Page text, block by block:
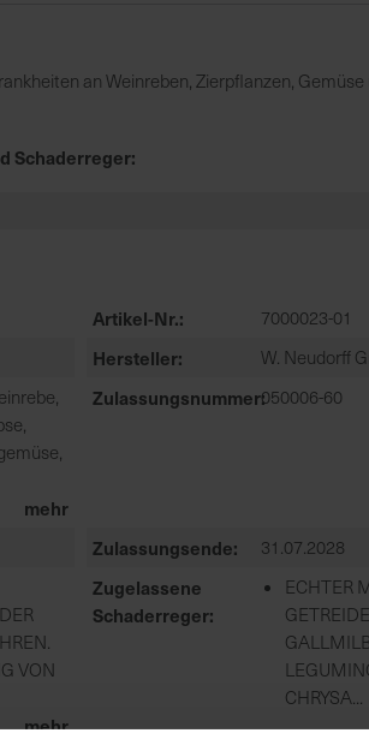
an Weinreben, Zierpflanzen,
Schaderreger:
Artikel-Nr. 7000023-01
Hersteller W. Neudorff
mehr
Zulassungsnummer050006-60
Zulassungsende 31.07.2028
VON
mehr
Zugelassene
Schaderreger
ECHTER
CHRYSA...